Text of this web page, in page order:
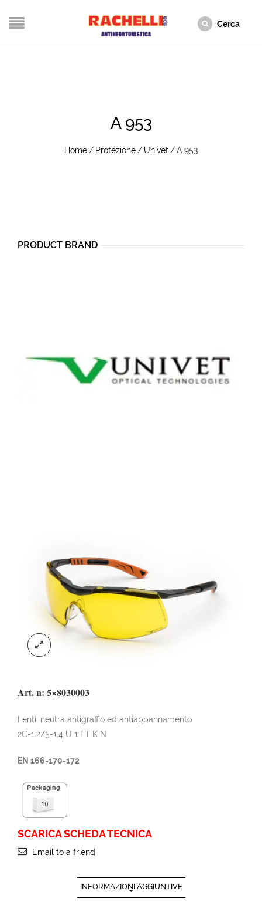
A 953
Home / Protezione / Univet /A 953
Art. n: 5×8030003
Lenti: neutra antigraffio ed antiappannamento
2C-1.2/5-1,4 U 1 FT K N
EN 166-170-172
SCARICA SCHEDA TECNICA
Email to a friend
INFORMAZIONI AGGIUNTIVE
PRODUCT BRAND